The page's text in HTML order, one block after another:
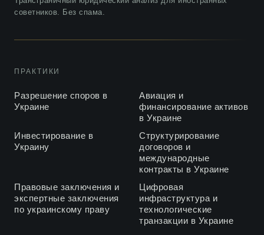
Украины, The Ukrainian Journal of Business Law
Анны Цират о современном регулировании
франчайзинга в Украине, ULF 2019
Особенности авиационного финансирования, ULF 2019
Опыт Канады в корпоративном управлении: принцип
Геннадий Цират о недействительности арбитражного
соглашения
Недостатки проекта Закона Украины о франчайзинге
советников. Без спама.
ПРАКТИКИ
Разрешение споров в
Украине
Авиация и
финансирование активов
в Украине
Инвестирование в
Украину
Структурирование
договоров и
международные
контракты в Украине
Правовые заключения и
экспертные заключения
по украинскому праву
Цифровая
инфраструктура и
технологические
транзакции в Украине